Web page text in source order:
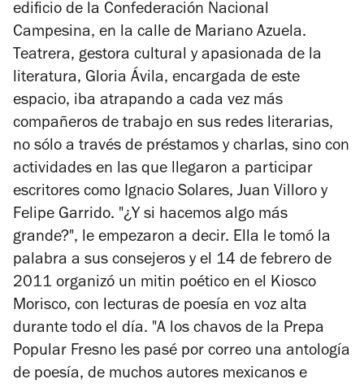
edificio de la Confederación Nacional
Campesina, en la calle de Mariano Azuela.
Teatrera, gestora cultural y apasionada de la
literatura, Gloria Ávila, encargada de este
espacio, iba atrapando a cada vez más
compañeros de trabajo en sus redes literarias,
no sólo a través de préstamos y charlas, sino con
actividades en las que llegaron a participar
escritores como Ignacio Solares, Juan Villoro y
Felipe Garrido. "¿Y si hacemos algo más
grande?", le empezaron a decir. Ella le tomó la
palabra a sus consejeros y el 14 de febrero de
2011 organizó un mitin poético en el Kiosco
Morisco, con lecturas de poesía en voz alta
durante todo el día. "A los chavos de la Prepa
Popular Fresno les pasé por correo una antología
de poesía, de muchos autores mexicanos e